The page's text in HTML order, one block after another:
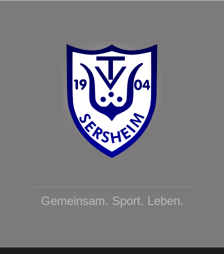
Gemeinsam. Sport. Leben.